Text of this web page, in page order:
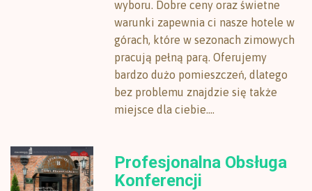
wyboru. Dobre ceny oraz świetne
warunki zapewnia ci nasze hotele w
górach, które w sezonach zimowych
pracują pełną parą. Oferujemy
bardzo dużo pomieszczeń, dlatego
bez problemu znajdzie się także
miejsce dla ciebie....
Profesjonalna Obsługa
Konferencji